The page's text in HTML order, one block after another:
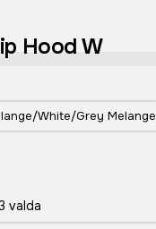
Hood W
White/Grey Melange
valda